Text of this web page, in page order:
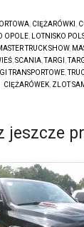
, CIĘŻARÓWKI ,
OPOLE, LOTNISKO
TRUCK SHOW,
,SCANIA, TARGI ,
TRANSPORTOWE,
CIĘŻARÓWEK, ZLOT
jeszcze